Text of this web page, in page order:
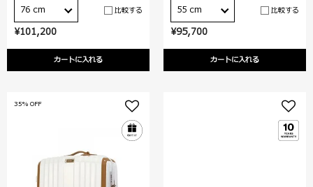
¥101,200
カートに入れる
76 cm 比較する
¥95,700
カートに入れる
55 cm 比較する
35% OFF